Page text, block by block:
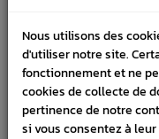
4,50 €
20578A Vis
33,96 €
Nous utilisons des
d'utiliser notre site.
fonctionnement et ne
cookies de collecte de
pertinence de notre
si vous consentez à